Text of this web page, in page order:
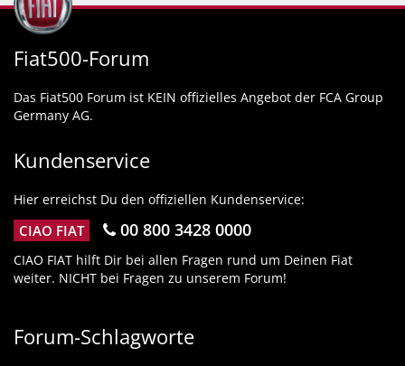
Fiat500-Forum
Das Fiat500 Forum ist KEIN offizielles Angebot der FCA Group
Germany AG.
Kundenservice
Hier erreichst Du den offiziellen Kundenservice:
CIAO FIAT 00 800 3428 0000
CIAO FIAT hilft Dir bei allen Fragen rund um Deinen Fiat
weiter. NICHT bei Fragen zu unserem Forum!
Forum-Schlagworte